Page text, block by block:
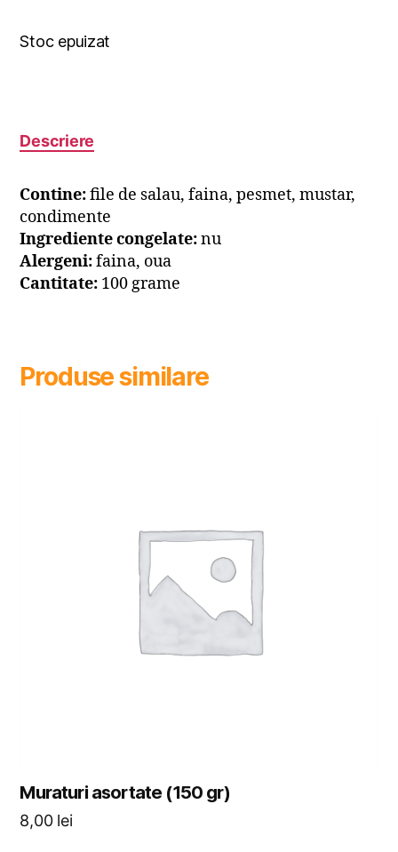
Stoc epuizat
Descriere
Contine:file de salau, faina, pesmet, mustar,
condimente
Ingrediente congelate:nu
Alergeni:faina, oua
Cantitate: 100 grame
Produse similare
Muraturi asortate (150 gr)
8,00 lei